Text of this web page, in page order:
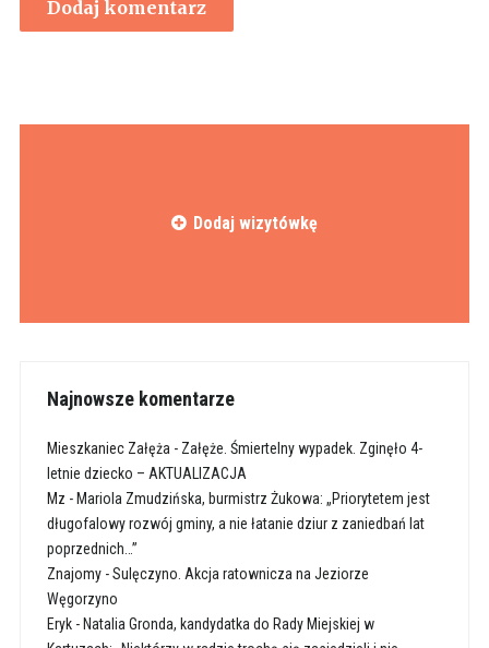
Dodaj wizytówkę
Najnowsze komentarze
Mieszkaniec Załęża - Załęże. Śmiertelny wypadek. Zginęło 4-
letnie dziecko – AKTUALIZACJA
Mz - Mariola Zmudzińska, burmistrz Żukowa: „Priorytetem jest
długofalowy rozwój gminy, a nie łatanie dziur z zaniedbań lat
poprzednich…”
Znajomy-Sulęczyno. Akcja ratownicza na Jeziorze
Węgorzyno
Eryk- Natalia Gronda, kandydatka do Rady Miejskiej w